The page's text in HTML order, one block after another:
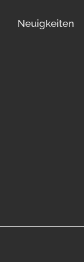
Neuigkeiten